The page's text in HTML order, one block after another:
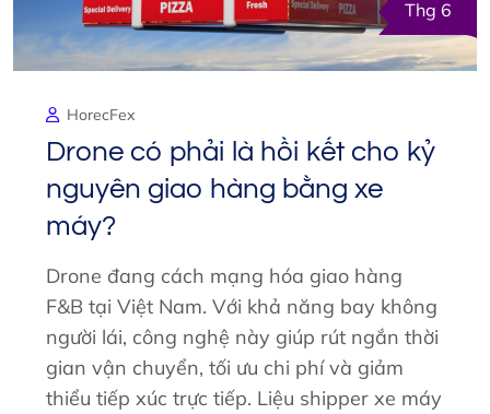
Thg 6
HorecFex
Drone có phải là hồi kết cho kỷ
nguyên giao hàng bằng xe
máy?
Drone đang cách mạng hóa giao hàng
F&B tại Việt Nam. Với khả năng bay không
người lái, công nghệ này giúp rút ngắn thời
gian vận chuyển, tối ưu chi phí và giảm
thiểu tiếp xúc trực tiếp. Liệu shipper xe máy